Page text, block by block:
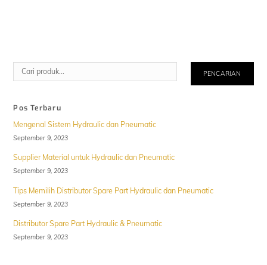
Cari
PENCARIAN
Pos Terbaru
Mengenal Sistem Hydraulic dan Pneumatic
September 9, 2023
Supplier Material untuk Hydraulic dan Pneumatic
September 9, 2023
Tips Memilih Distributor Spare Part Hydraulic dan Pneumatic
September 9, 2023
Distributor Spare Part Hydraulic & Pneumatic
September 9, 2023